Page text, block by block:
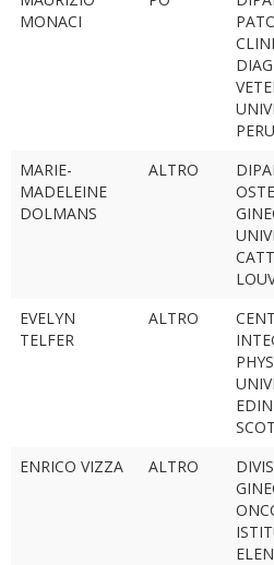
MONACI
MARIE-
MADELEINE
DOLMANS
ALTRO
EVELYN
TELFER
ALTRO
ENRICO VIZZA ALTRO